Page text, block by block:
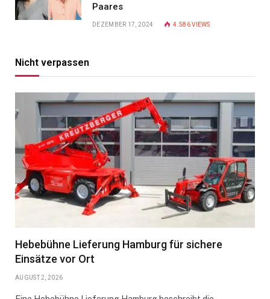
Paares
DEZEMBER 17, 2024 4.586VIEWS
Nicht verpassen
Hebebühne Lieferung Hamburg für sichere
Einsätze vor Ort
AUGUST 2, 2026